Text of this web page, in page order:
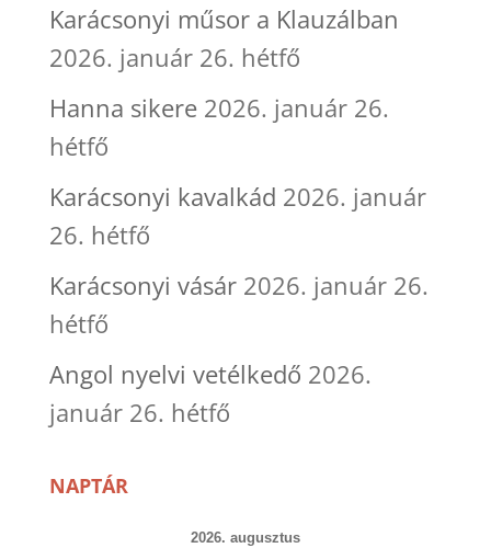
Karácsonyi műsor a Klauzálban
2026. január 26. hétfő
Hanna sikere 2026. január 26.
hétfő
Karácsonyi kavalkád 2026. január
26. hétfő
Karácsonyi vásár 2026. január 26.
hétfő
Angol nyelvi vetélkedő 2026.
január 26. hétfő
NAPTÁR
2026. augusztus